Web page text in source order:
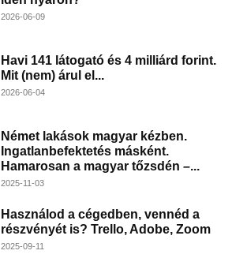
2026-06-09
Havi 141 látogató és 4 milliárd forint.
Mit (nem) árul el...
2026-06-04
Német lakások magyar kézben.
Ingatlanbefektetés másként.
Hamarosan a magyar tőzsdén –...
2025-11-03
Használod a cégedben, vennéd a
részvényét is? Trello, Adobe, Zoom
2025-09-11